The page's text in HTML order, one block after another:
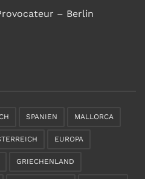
– Berlin
SPANIEN MALLORCA
EUROPA
GRIECHENLAND